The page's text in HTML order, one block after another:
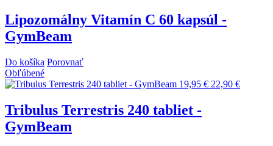
Lipozomálny Vitamín C 60 kapsúl -
GymBeam
Do košíka Porovnať
Obľúbené
19,95 € 22,90 €
Tribulus Terrestris 240 tabliet -
GymBeam